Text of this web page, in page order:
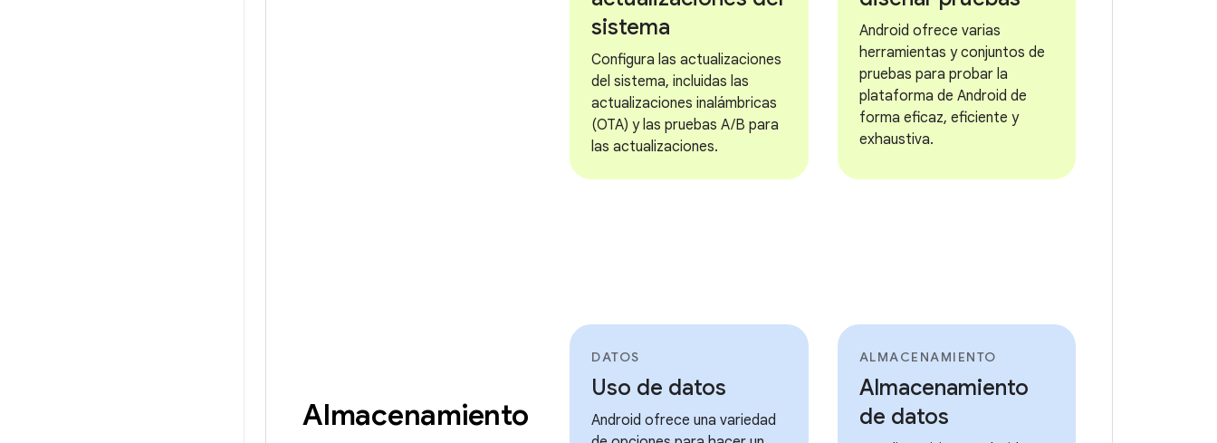
sistema
Configura las actualizaciones
del sistema, incluidas las
actualizaciones inalámbricas
(OTA) y las pruebas A/B para
las actualizaciones.
Android ofrece varias
herramientas y conjuntos de
pruebas para probar la
plataforma de Android de
forma eficaz, eficiente y
exhaustiva.
Almacenamiento
DATOS
Uso de datos
Android ofrece una variedad
ALMACENAMIENTO
Almacenamiento
de datos